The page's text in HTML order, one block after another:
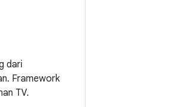
dari
Framework
TV.